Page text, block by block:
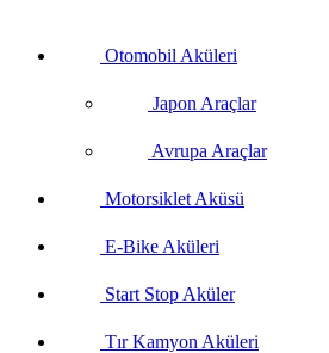
Otomobil Aküleri
Japon Araçlar
Avrupa Araçlar
Motorsiklet Aküsü
E-Bike Aküleri
Start Stop Aküler
Tır Kamyon Aküleri